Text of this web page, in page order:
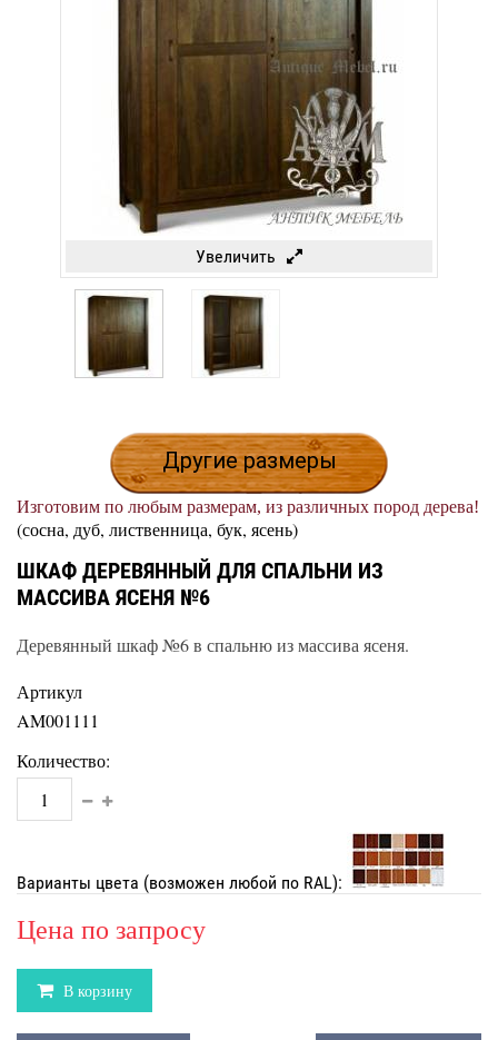
Увеличить
Другие размеры
Изготовим по любым размерам, из различных пород дерева!
(сосна, дуб, лиственница, бук, ясень)
ШКАФ ДЕРЕВЯННЫЙ ДЛЯ СПАЛЬНИ ИЗ
МАССИВА ЯСЕНЯ №6
Деревянный шкаф №6 в спальню из массива ясеня.
Артикул
AM001111
Количество:
Варианты цвета (возможен любой по RAL):
Цена по запросу
В корзину